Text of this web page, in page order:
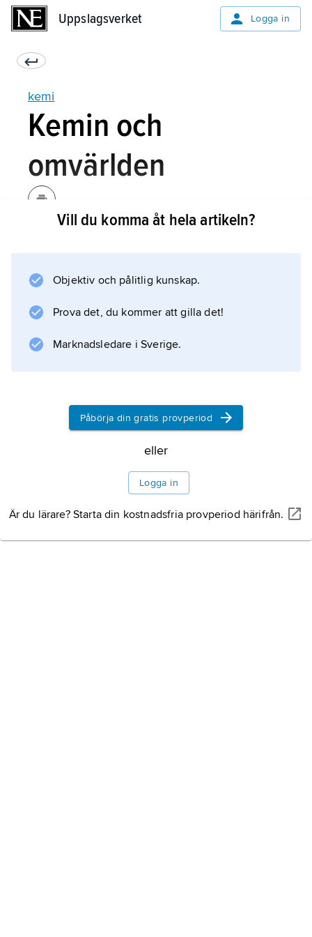
Uppslagsverket Logga in
kemi
Kemin och
omvärlden
för kemi främst genom atomfysikens framväxt.
För fysik och övriga naturvetenskaper har å
andra sidan kemi under 1900-talet kommit att
kemins expansion som tillämpad vetenskap
Vill du komma åt hela artikeln?
Objektiv och pålitlig kunskap.
Prova det, du kommer att gilla det!
Marknadsledare i Sverige.
Påbörja din gratis provperiod
eller
Logga in
Är du lärare? Starta din kostnadsfria provperiod härifrån.